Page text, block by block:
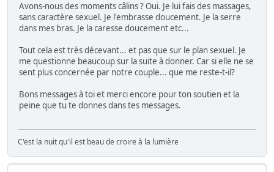
Avons-nous des moments câlins ? Oui. Je lui fais des massages,
sans caractère sexuel. Je l'embrasse doucement. Je la serre
dans mes bras. Je la caresse doucement etc...
Tout cela est très décevant... et pas que sur le plan sexuel. Je
me questionne beaucoup sur la suite à donner. Car si elle ne se
sent plus concernée par notre couple... que me reste-t-il?
Bons messages à toi et merci encore pour ton soutien et la
peine que tu te donnes dans tes messages.
C'est la nuit qu'il est beau de croire à la lumière